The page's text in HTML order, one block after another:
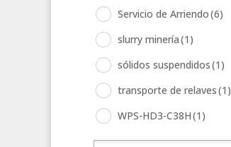
Servicio de Arriendo(6)
slurry minería(1)
sólidos suspendidos(1)
transporte de relaves(1)
WPS-HD3-C38H(1)